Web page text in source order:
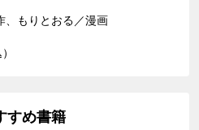
、もりとおる／漫画
すめ書籍